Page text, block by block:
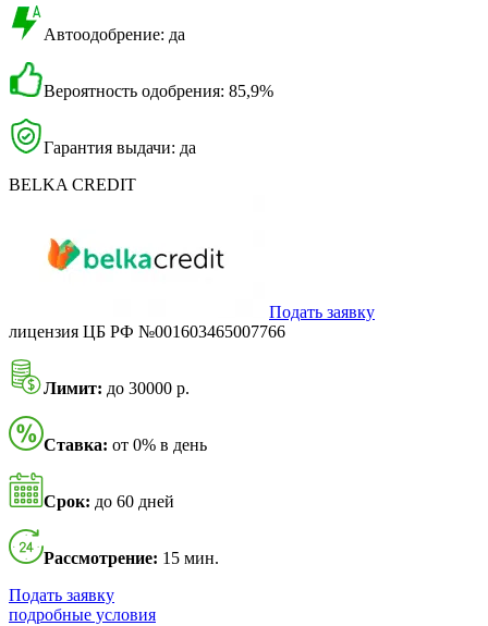
Автоодобрение: да
Вероятность одобрения: 85,9%
Гарантия выдачи: да
BELKA CREDIT
Подать заявку
лицензия ЦБ РФ №001603465007766
Лимит: до 30000 р.
Ставка: от 0% в день
Срок: до 60 дней
Рассмотрение: 15 мин.
Подать заявку
подробные условия